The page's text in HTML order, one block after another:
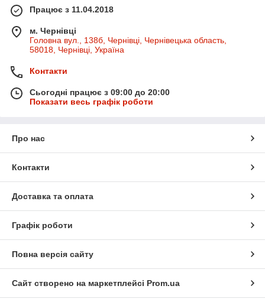
Працює з 11.04.2018
м. Чернівці
Головна вул., 138б, Чернівці, Чернівецька область,
58018, Чернівці, Україна
Контакти
Сьогодні працює з 09:00 до 20:00
Показати весь графік роботи
Про нас
Контакти
Доставка та оплата
Графік роботи
Повна версія сайту
Сайт створено на маркетплейсі Prom.ua